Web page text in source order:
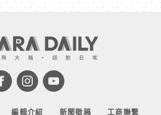
編輯介紹 新聞徵稿 工商聯繫